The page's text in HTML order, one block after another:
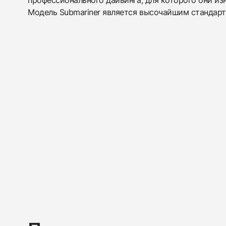
Модель Submariner является высочайшим